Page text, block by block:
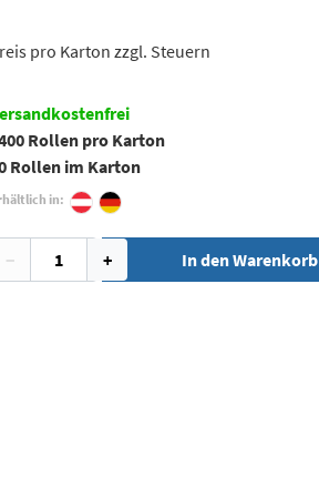
pro Karton zzgl. Steuern
Rollen pro Karton
Rollen im Karton
in:
− + In den Warenkorb